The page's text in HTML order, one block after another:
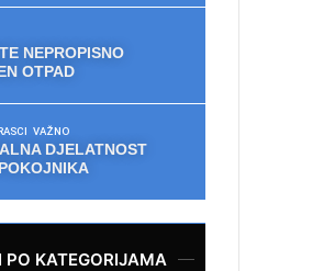
NEPROPISNO
OTPAD
VAŽNO
DJELATNOST
PO KATEGORIJAMA